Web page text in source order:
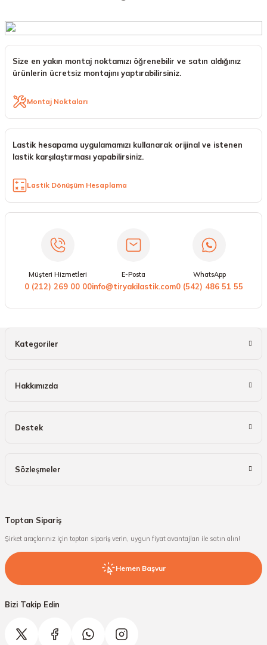
Size en yakın montaj noktamızı öğrenebilir ve satın aldığınız
ürünlerin ücretsiz montajını yaptırabilirsiniz.
Montaj Noktaları
Lastik hesapama uygulamamızı kullanarak orijinal ve istenen
lastik karşılaştırması yapabilirsiniz.
Lastik Dönüşüm Hesaplama
Müşteri Hizmetleri
0 (212) 269 00 00
E-Posta
info@tiryakilastik.com
WhatsApp
0 (542) 486 51 55
Kategoriler
Hakkımızda
Destek
Sözleşmeler
Toptan Sipariş
Şirket araçlarınız için toptan sipariş verin, uygun fiyat avantajları ile satın alın!
Hemen Başvur
Bizi Takip Edin